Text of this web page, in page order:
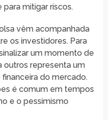
mitigar riscos.
vêm acompanhada
os investidores. Para
um momento de
outros representa um
do mercado.
é comum em tempos
e o pessimismo